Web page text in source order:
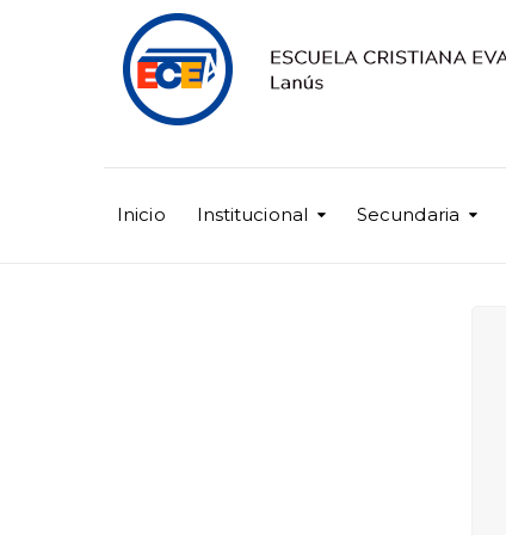
Inicio Institucional Secundaria